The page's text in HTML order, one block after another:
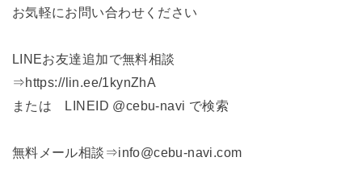
お気軽にお問い合わせください
LINEお友達追加で無料相談
⇒https://lin.ee/1kynZhA
または LINEID @cebu-navi で検索
無料メール相談⇒info@cebu-navi.com